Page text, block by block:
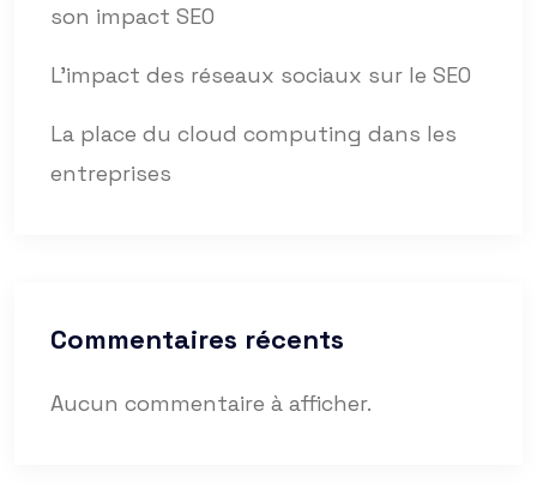
son impact SEO
L’impact des réseaux sociaux sur le SEO
La place du cloud computing dans les
entreprises
Commentaires récents
Aucun commentaire à afficher.